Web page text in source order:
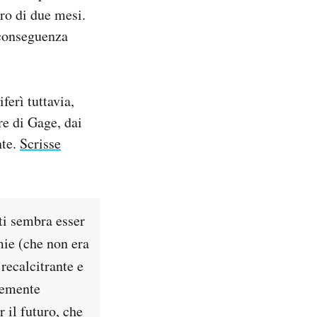
di due mesi.
tuttavia,
di Gage, dai
Scrisse
esser
(che non era
e
il futuro, che